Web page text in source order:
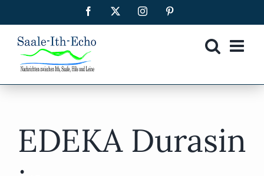
Inhalt
springen
Facebook Instagram
EDEKA Durasin